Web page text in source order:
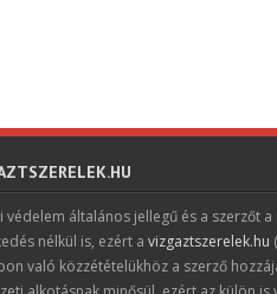
védelem általános jellegű és a szerzőt
nélkül is, ezért a vizgaztszerelek.hu
való közzétételükhöz a szerző